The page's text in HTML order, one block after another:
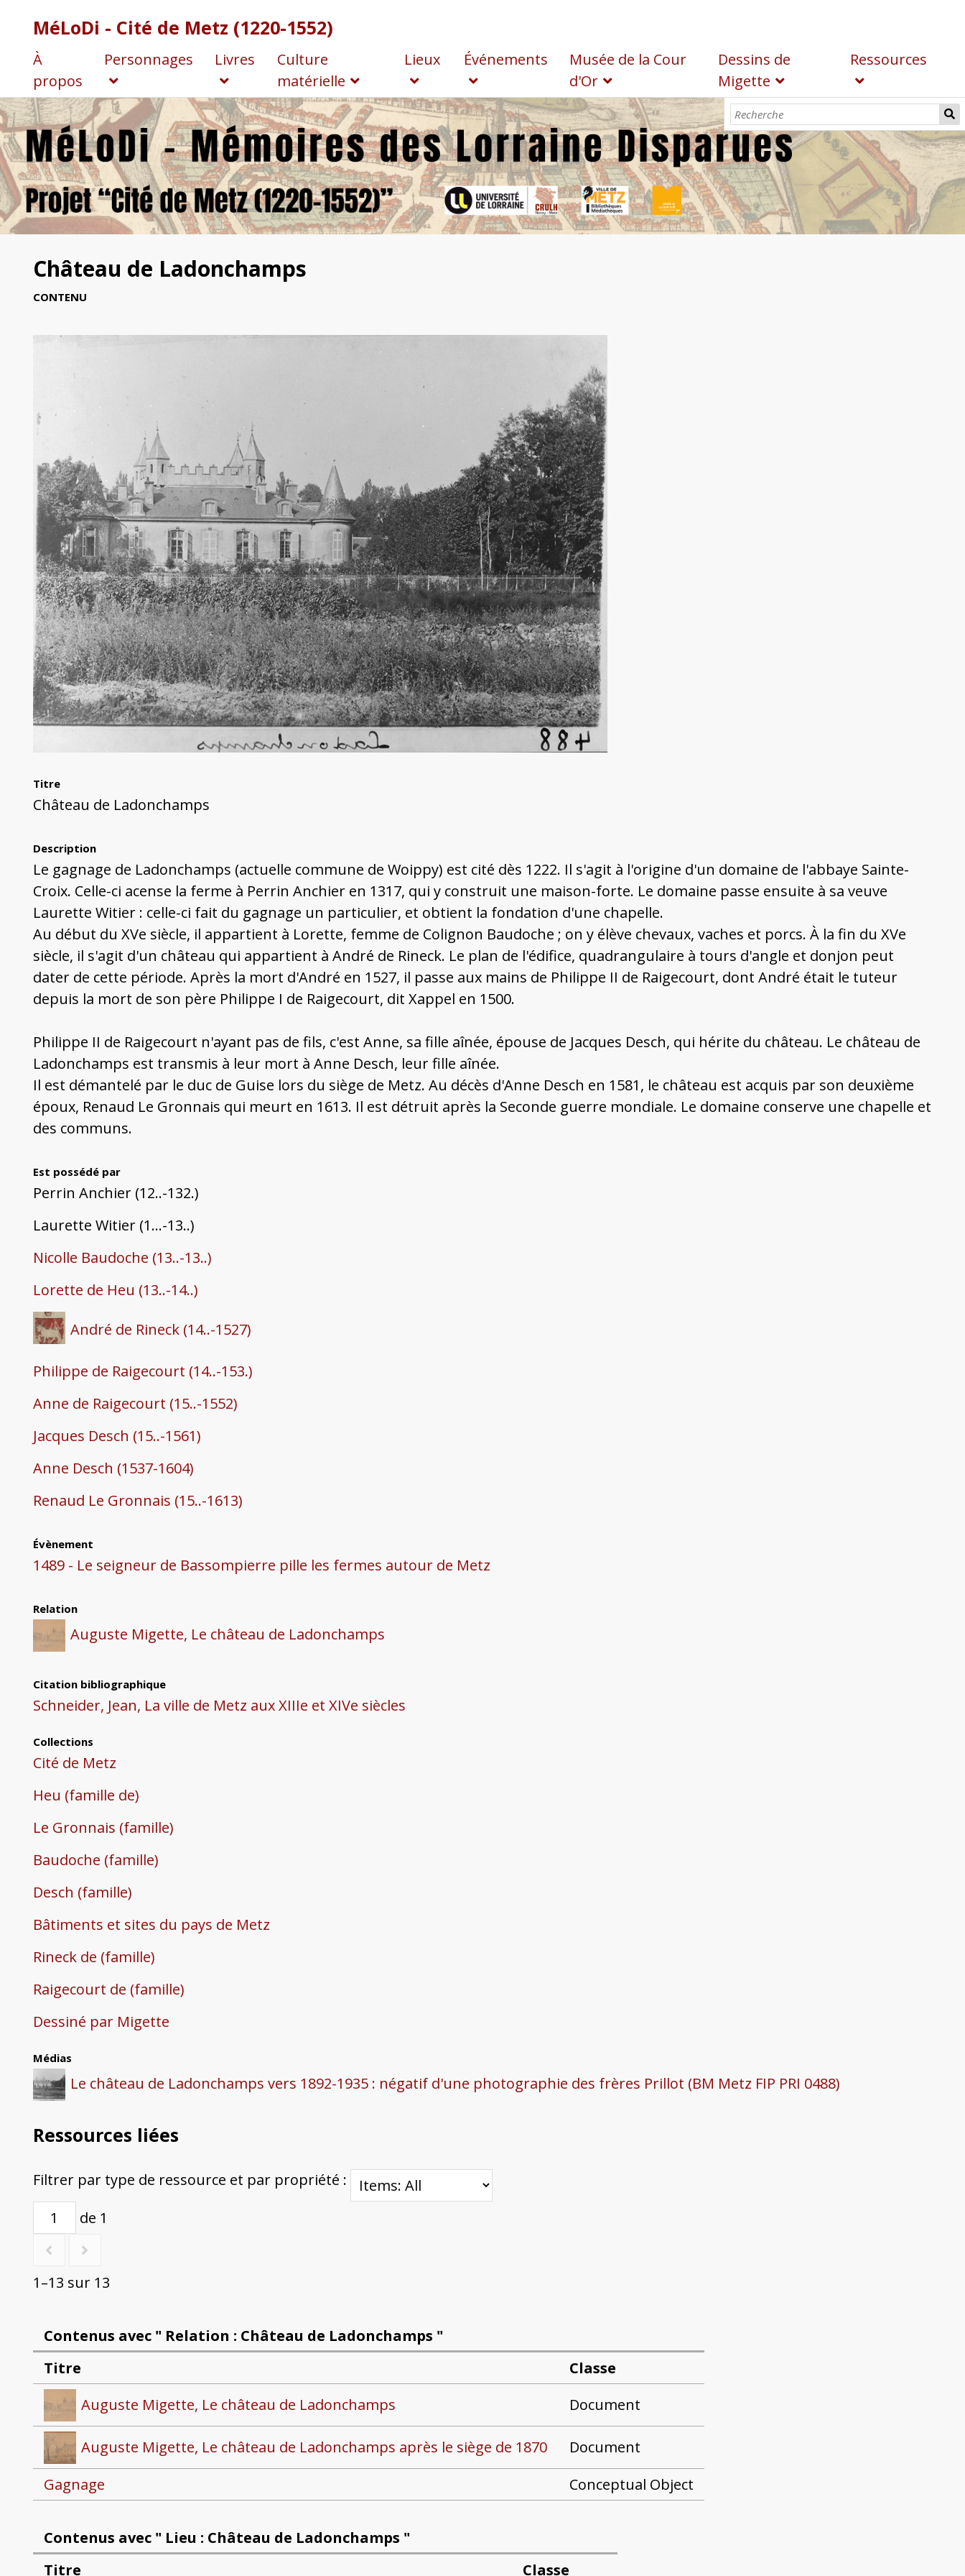
MéLoDi - Cité de Metz (1220-1552)
À
propos
Personnages Livres
Culture
matérielle
Lieux Événements
Musée de la Cour
d'Or
Dessins de
Migette
Ressources
Château de Ladonchamps
CONTENU
Titre
Château de Ladonchamps
Description
Le gagnage de Ladonchamps (actuelle commune de Woippy) est cité dès 1222. Il s'agit à l'origine d'un domaine de l'abbaye Sainte-
Croix. Celle-ci acense la ferme à Perrin Anchier en 1317, qui y construit une maison-forte. Le domaine passe ensuite à sa veuve
Laurette Witier : celle-ci fait du gagnage un particulier, et obtient la fondation d'une chapelle.
Au début du XVe siècle, il appartient à Lorette, femme de Colignon Baudoche ; on y élève chevaux, vaches et porcs. À la fin du XVe
siècle, il s'agit d'un château qui appartient à André de Rineck. Le plan de l'édifice, quadrangulaire à tours d'angle et donjon peut
dater de cette période. Après la mort d'André en 1527, il passe aux mains de Philippe II de Raigecourt, dont André était le tuteur
depuis la mort de son père Philippe I de Raigecourt, dit Xappel en 1500.
Philippe II de Raigecourt n'ayant pas de fils, c'est Anne, sa fille aînée, épouse de Jacques Desch, qui hérite du château. Le château de
Ladonchamps est transmis à leur mort à Anne Desch, leur fille aînée.
Il est démantelé par le duc de Guise lors du siège de Metz. Au décès d'Anne Desch en 1581, le château est acquis par son deuxième
époux, Renaud Le Gronnais qui meurt en 1613. Il est détruit après la Seconde guerre mondiale. Le domaine conserve une chapelle et
des communs.
Est possédé par
Perrin Anchier (12..-132.)
Laurette Witier (1...-13..)
Nicolle Baudoche (13..-13..)
Lorette de Heu (13..-14..)
André de Rineck (14..-1527)
Philippe de Raigecourt (14..-153.)
Anne de Raigecourt (15..-1552)
Jacques Desch (15..-1561)
Anne Desch (1537-1604)
Renaud Le Gronnais (15..-1613)
Évènement
1489 - Le seigneur de Bassompierre pille les fermes autour de Metz
Relation
Auguste Migette, Le château de Ladonchamps
Citation bibliographique
Schneider, Jean, La ville de Metz aux XIIIe et XIVe siècles
Collections
Cité de Metz
Heu (famille de)
Le Gronnais (famille)
Baudoche (famille)
Desch (famille)
Bâtiments et sites du pays de Metz
Rineck de (famille)
Raigecourt de (famille)
Dessiné par Migette
Médias
Le château de Ladonchamps vers 1892-1935 : négatif d'une photographie des frères Prillot (BM Metz FIP PRI 0488)
Ressources liées
Filtrer par type de ressource et par propriété :
de 1
1–13 sur 13
Contenus avec " Relation : Château de Ladonchamps "
Titre
Classe
Auguste Migette, Le château de Ladonchamps
Document
Auguste Migette, Le château de Ladonchamps après le siège de 1870
Document
Gagnage
Conceptual Object
Contenus avec " Lieu : Château de Ladonchamps "
Titre
Classe